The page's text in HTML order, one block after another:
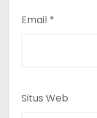
Email *
Situs Web